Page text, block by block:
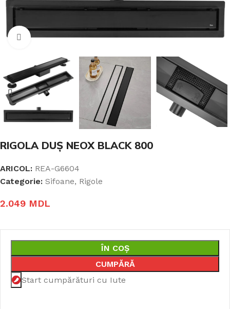
Click pentru a mari
RIGOLA DUȘ NEOX BLACK 800
ARICOL: REA-G6604
Categorie: Sifoane, Rigole
2.049 MDL
ÎN COȘ
CUMPĂRĂ
Start cumpărături cu Iute